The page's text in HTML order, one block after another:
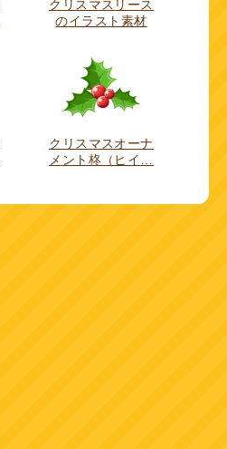
クリスマスリース
のイラスト素材
クリスマスオーナ
メント柊（ヒイ…